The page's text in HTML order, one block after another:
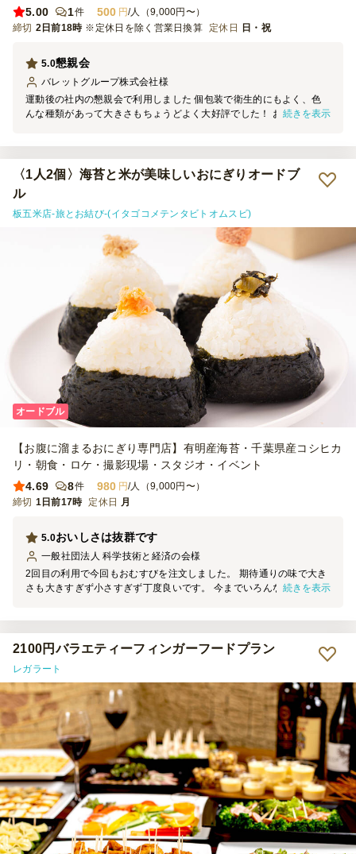
5.00
1件 500 円/人（9,000円〜）
締切 2日前18時 ※定休日を除く営業日換算 定休日 日・祝
懇親会
5.0
バレットグループ株式会社様
運動後の社内の懇親会で利用しました 個包装で衛生的にもよく、色
んな種類があって大きさもちょうどよく大好評でした！ お米も固す
続きを表示
〈1人2個〉海苔と米が美味しいおにぎりオードブ
ル
板五米店-旅とお結び-(イタゴコメテンタビトオムスビ)
オードブル
【お腹に溜まるおにぎり専門店】有明産海苔・千葉県産コシヒカ
リ・朝食・ロケ・撮影現場・スタジオ・イベント
4.69
8件 980 円/人（9,000円〜）
締切 1日前17時 定休日 月
おいしさは抜群です
5.0
一般社団法人 科学技術と経済の会様
2回目の利用で今回もおむすびを注文しました。 期待通りの味で大き
さも大きすぎず小さすぎず丁度良いです。 今までいろんなおにぎり
続きを表示
2100円バラエティーフィンガーフードプラン
レガラート